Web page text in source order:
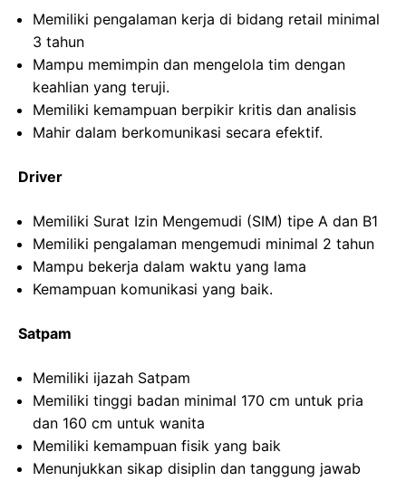
Memiliki pengalaman kerja di bidang retail minimal
3 tahun
Mampu memimpin dan mengelola tim dengan
keahlian yang teruji.
Memiliki kemampuan berpikir kritis dan analisis
Mahir dalam berkomunikasi secara efektif.
Driver
Memiliki Surat Izin Mengemudi (SIM) tipe A dan B1
Memiliki pengalaman mengemudi minimal 2 tahun
Mampu bekerja dalam waktu yang lama
Kemampuan komunikasi yang baik.
Satpam
Memiliki ijazah Satpam
Memiliki tinggi badan minimal 170 cm untuk pria
dan 160 cm untuk wanita
Memiliki kemampuan fisik yang baik
Menunjukkan sikap disiplin dan tanggung jawab